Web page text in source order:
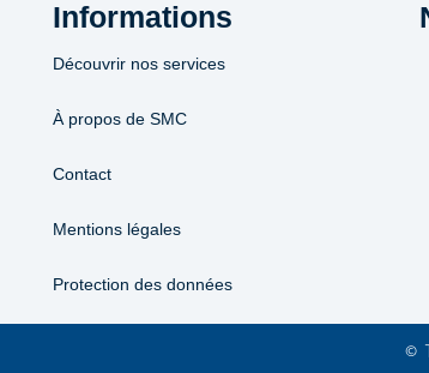
Informations
Découvrir nos services
À propos de SMC
Contact
Mentions légales
Protection des données
©